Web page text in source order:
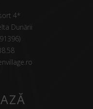
4*
Dunării